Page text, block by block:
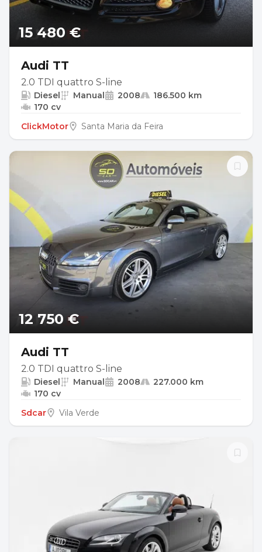
15 480 €
Audi TT
2.0 TDI quattro S-line
Diesel Manual 2008
186.500 km
170 cv
ClickMotor
Santa Maria da Feira
12 750 €
Audi TT
2.0 TDI quattro S-line
Diesel Manual 2008
227.000 km
170 cv
Sdcar
Vila Verde